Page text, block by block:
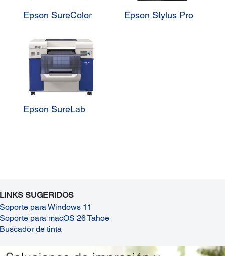
Epson SureColor Epson Stylus Pro
Epson SureLab
LINKS SUGERIDOS
Soporte para Windows 11
Soporte para macOS 26 Tahoe
Buscador de tinta